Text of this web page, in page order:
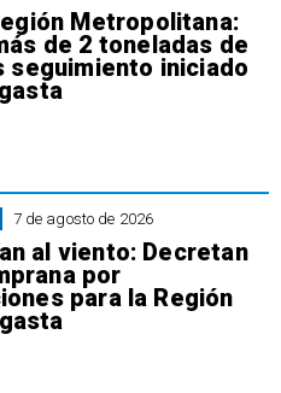
Metropolitana:
de 2 toneladas de
seguimiento iniciado
7 de agosto de 2026
al viento: Decretan
por
para la Región